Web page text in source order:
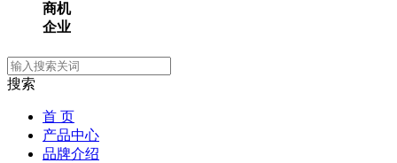
商机
企业
搜索
首 页
产品中心
品牌介绍